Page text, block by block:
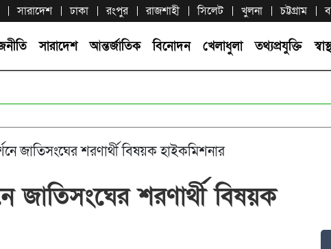
সারাদেশ ঢাকা রংপুর রাজশাহী সিলেট খুলনা চট্টগ্রাম
সারাদেশ আন্তর্জাতিক বিনোদন খেলাধুলা তথ্যপ্রযুক্তি
জাতিসংঘের শরণার্থী বিষয়ক হাইকমিশনার
জাতিসংঘের শরণার্থী বিষয়ক